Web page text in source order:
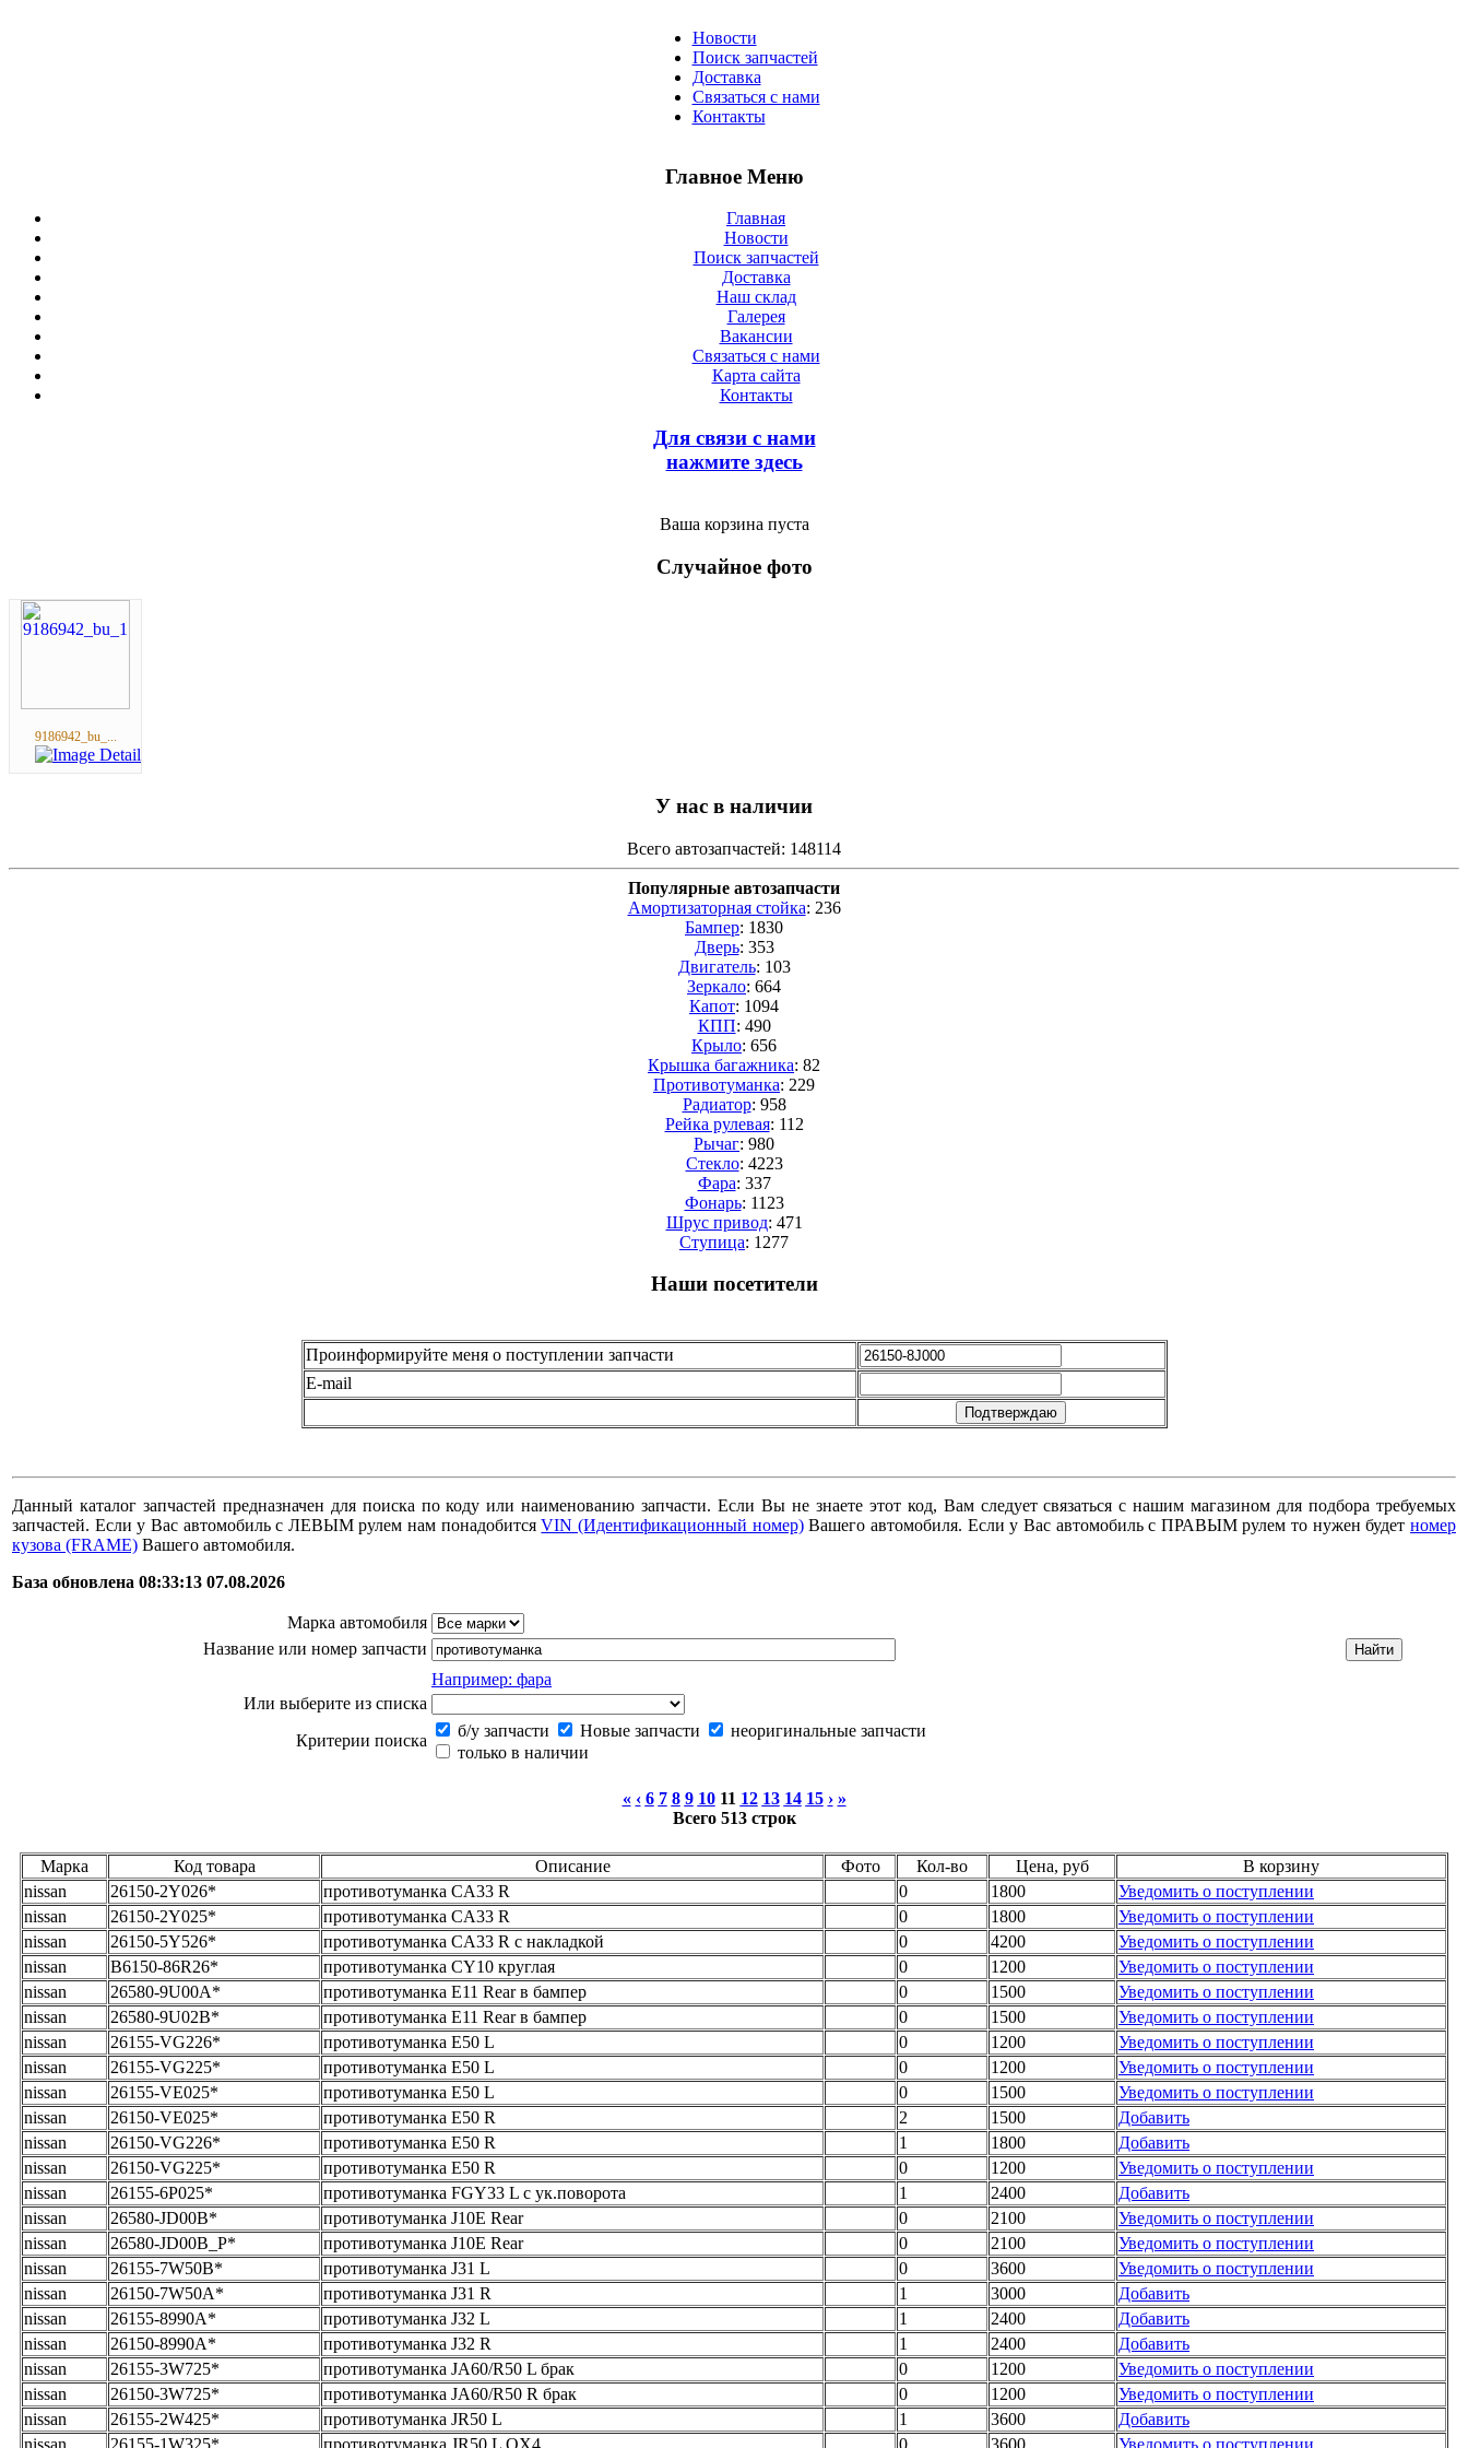
Новости
Поиск запчастей
Доставка
Связаться с нами
Контакты
Главное Меню
Главная
Новости
Поиск запчастей
Доставка
Наш склад
Галерея
Вакансии
Связаться с нами
Карта сайта
Контакты
Для связи с нами
нажмите здесь
Ваша корзина пуста
Случайное фото
9186942_bu_...
У нас в наличии
Всего автозапчастей: 148114
Популярные автозапчасти
Амортизаторная стойка: 236
Бампер: 1830
Дверь: 353
Двигатель: 103
Зеркало: 664
Капот: 1094
КПП: 490
Крыло: 656
Крышка багажника: 82
Противотуманка: 229
Радиатор: 958
Рейка рулевая: 112
Рычаг: 980
Стекло: 4223
Фара: 337
Фонарь: 1123
Шрус привод: 471
Cтупица: 1277
Наши посетители
Проинформируйте меня о поступлении запчасти
E-mail
Данный каталог запчастей предназначен для поиска по коду или наименованию запчасти. Если Вы не знаете этот код, Вам следует связаться с нашим магазином для подбора требуемых
запчастей. Если у Вас автомобиль с ЛЕВЫМ рулем нам понадобитсяVIN (Идентификационный номер)Вашего автомобиля. Если у Вас автомобиль с ПРАВЫМ рулем то нужен будетномер
кузова (FRAME) Вашего автомобиля.
База обновлена 08:33:13 07.08.2026
Марка автомобиля
Название или номер запчасти
Например: фара
Или выберите из списка
Критерии поиска
б/у запчасти Новые запчасти
неоригинальные запчасти
только в наличии
« ‹ 6 7 8 9 10 11 12 13 14 15 › »
Всего 513 строк
Марка Код товара Описание Фото Кол-во Цена, руб
В корзину
nissan
26150-2Y026* противотуманка CA33 R 0 1800
Уведомить о поступлении
nissan
26150-2Y025* противотуманка CA33 R 0 1800
Уведомить о поступлении
nissan
26150-5Y526* противотуманка CA33 R с накладкой 0 4200
Уведомить о поступлении
nissan
B6150-86R26* противотуманка CY10 круглая 0 1200
Уведомить о поступлении
nissan
26580-9U00A* противотуманка E11 Rear в бампер 0 1500
Уведомить о поступлении
nissan
26580-9U02B* противотуманка E11 Rear в бампер 0 1500
Уведомить о поступлении
nissan
26155-VG226* противотуманка E50 L 0 1200
Уведомить о поступлении
nissan
26155-VG225* противотуманка E50 L 0 1200
Уведомить о поступлении
nissan
26155-VE025* противотуманка E50 L 0 1500
Уведомить о поступлении
nissan
26150-VE025* противотуманка E50 R 2 1500
Добавить
nissan
26150-VG226* противотуманка E50 R 1 1800
Добавить
nissan
26150-VG225* противотуманка E50 R 0 1200
Уведомить о поступлении
nissan
26155-6P025* противотуманка FGY33 L с ук.поворота 1 2400
Добавить
nissan
26580-JD00B* противотуманка J10E Rear 0 2100
Уведомить о поступлении
nissan
26580-JD00B_Р* противотуманка J10E Rear 0 2100
Уведомить о поступлении
nissan
26155-7W50B* противотуманка J31 L 0 3600
Уведомить о поступлении
nissan
26150-7W50A* противотуманка J31 R 1 3000
Добавить
nissan
26155-8990A* противотуманка J32 L 1 2400
Добавить
nissan
26150-8990A* противотуманка J32 R 1 2400
Добавить
nissan
26155-3W725* противотуманка JA60/R50 L брак 0 1200
Уведомить о поступлении
nissan
26150-3W725* противотуманка JA60/R50 R брак 0 1200
Уведомить о поступлении
nissan
26155-2W425* противотуманка JR50 L 1 3600
Добавить
nissan
26155-1W325* противотуманка JR50 L QX4 0 3600 Уведомить о поступлении